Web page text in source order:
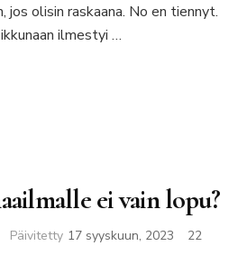
jos olisin raskaana. No en tiennyt.
ilmestyi …
ei vain lopu?
Päivitetty 17 syyskuun, 2023
22